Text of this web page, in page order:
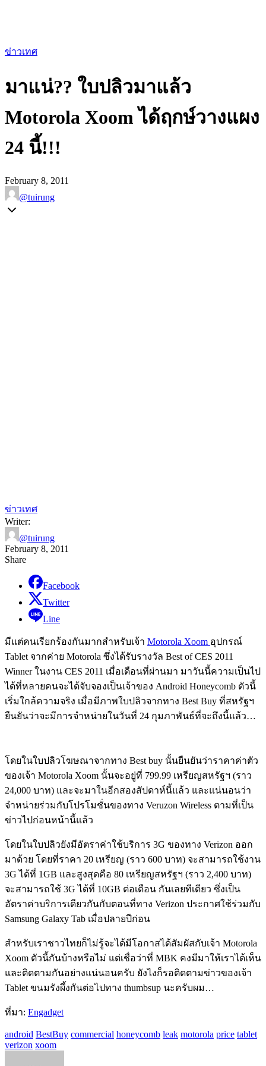
ข่าวเทศ
มาแน่?? ใบปลิวมาแล้ว
Motorola Xoom ได้ฤกษ์วางแผง
24 นี้!!!
February 8, 2011
@tuirung
ข่าวเทศ
Writer:
@tuirung
February 8, 2011
Share
Facebook
Twitter
Line
มีแต่คนเรียกร้องกันมากสำหรับเจ้า Motorola Xoom อุปกรณ์
Tablet จากค่าย Motorola ซึ่งได้รับรางวัล Best of CES 2011
Winner ในงาน CES 2011 เมื่อเดือนที่ผ่านมา มาวันนี้ความเป็นไป
ได้ที่หลายคนจะได้จับจองเป็นเจ้าของ Android Honeycomb ตัวนี้
เริ่มใกล้ความจริง เมื่อมีภาพใบปลิวจากทาง Best Buy ที่สหรัฐฯ
ยืนยันว่าจะมีการจำหน่ายในวันที่ 24 กุมภาพันธ์ที่จะถึงนี้แล้ว…
โดยในใบปลิวโฆษณาจากทาง Best buy นั้นยืนยันว่าราคาค่าตัว
ของเจ้า Motorola Xoom นั้นจะอยู่ที่ 799.99 เหรียญสหรัฐฯ (ราว
24,000 บาท) และจะมาในอีกสองสัปดาห์นี้แล้ว และแน่นอนว่า
จำหน่ายร่วมกับโปรโมชั่นของทาง Veruzon Wireless ตามที่เป็น
ข่าวไปก่อนหน้านี้แล้ว
โดยในใบปลิวยังมีอัตราค่าใช้บริการ 3G ของทาง Verizon ออก
มาด้วย โดยที่ราคา 20 เหรียญ (ราว 600 บาท) จะสามารถใช้งาน
3G ได้ที่ 1GB และสูงสุดคือ 80 เหรียญสหรัฐฯ (ราว 2,400 บาท)
จะสามารถใช้ 3G ได้ที่ 10GB ต่อเดือน กันเลยทีเดียว ซึ่งเป็น
อัตราค่าบริการเดียวกันกับตอนที่ทาง Verizon ประกาศใช้ร่วมกับ
Samsung Galaxy Tab เมื่อปลายปีก่อน
สำหรับเราชาวไทยก็ไม่รู้จะได้มีโอกาสได้สัมผัสกับเจ้า Motorola
Xoom ตัวนี้กันบ้างหรือไม่ แต่เชื่อว่าที่ MBK คงมีมาให้เราได้เห็น
และติดตามกันอย่างแน่นอนครับ ยังไงก็รอติดตามข่าวของเจ้า
Tablet ขนมรังผึ้งกันต่อไปทาง thumbsup นะครับผม…
ที่มา: Engadget
android BestBuy commercial honeycomb leak motorola price tablet
verizon xoom